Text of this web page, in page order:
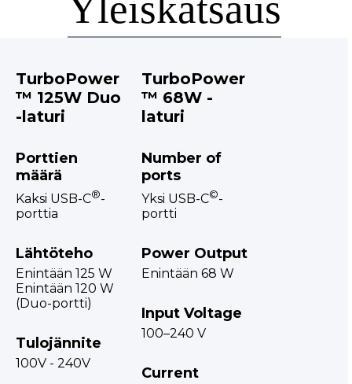
TurboPower
™ 125W Duo
-laturi
Porttien
määrä
Kaksi USB-C®-
porttia
Lähtöteho
Enintään 125 W
Enintään 120 W
(Duo-portti)
Tulojännite
100V - 240V
TurboPower
™ 68W -
laturi
Number of
ports
Yksi USB-C©-
portti
Power Output
Enintään 68 W
Input Voltage
100–240 V
Current